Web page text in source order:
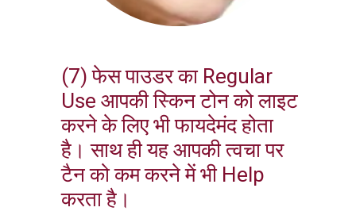
(7) फेस पाउडर का Regular
Use आपकी स्किन टोन को लाइट
करने के लिए भी फायदेमंद होता
है। साथ ही यह आपकी त्वचा पर
टैन को कम करने में भी Help
करता है।